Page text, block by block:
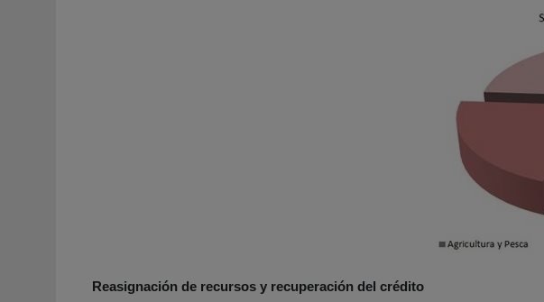
Reasignación de recursos y recuperación del crédito